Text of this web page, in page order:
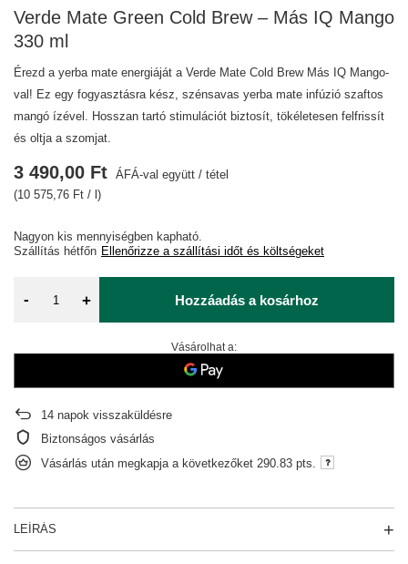
Verde Mate Green Cold Brew – Más IQ Mango
330 ml
Érezd a yerba mate energiáját a Verde Mate Cold Brew Más IQ Mango-
val! Ez egy fogyasztásra kész, szénsavas yerba mate infúzió szaftos
mangó ízével. Hosszan tartó stimulációt biztosít, tökéletesen felfrissít
és oltja a szomjat.
Nagyon kis mennyiségben kapható
Szállítás hétfőn Ellenőrizze a szállítási időt és költségeket
3 490,00 Ft ÁFÁ-val együtt / tétel
(10 575,76 Ft / l)
- + Hozzáadás a kosárhoz
Vásárolhat a:
14 napok visszaküldésre
Biztonságos vásárlás
Vásárlás után megkapja a következőket 290.83 pts.
LEÍRÁS